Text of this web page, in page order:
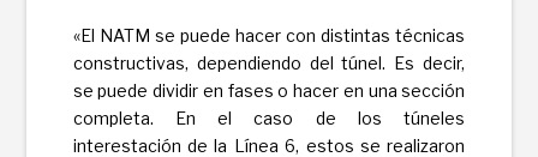
«El NATM se puede hacer con distintas técnicas
constructivas, dependiendo del túnel. Es decir,
se puede dividir en fases o hacer en una sección
completa. En el caso de los túneles
interestación de la Línea 6, estos se realizaron